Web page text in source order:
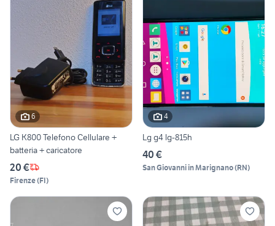
6
LG K800 Telefono Cellulare +
batteria + caricatore
20 €
Firenze(FI)
4
Lg g4 lg-815h
40 €
San Giovanni in Marignano(RN)